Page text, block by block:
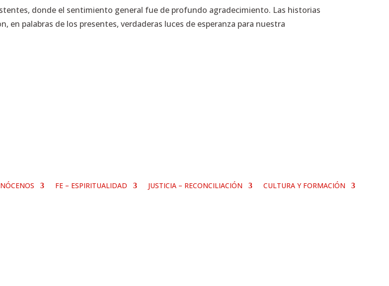
donde el sentimiento general fue de profundo agradecimiento. Las historias
en palabras de los presentes, verdaderas luces de esperanza para nuestra
FE – ESPIRITUALIDAD JUSTICIA – RECONCILIACIÓN CULTURA Y FORMACIÓN